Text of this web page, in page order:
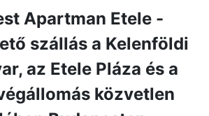
Apartman Etele -
szállás a Kelenföldi
az Etele Pláza és a
közvetlen